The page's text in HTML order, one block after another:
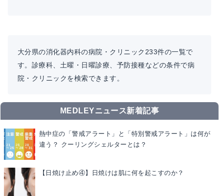
大分県の消化器内科の病院・クリニック233件の一覧で
す。診療科、土曜・日曜診療、予防接種などの条件で病
院・クリニックを検索できます。
MEDLEYニュース新着記事
熱中症の「警戒アラート」と「特別警戒アラート」は何が
違う？ クーリングシェルターとは？
【日焼け止め④】日焼けは肌に何を起こすのか？